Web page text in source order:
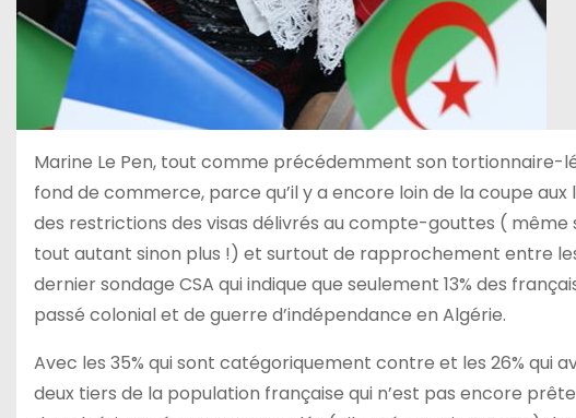
Marine Le Pen, tout comme précédemment son tortionnaire-
fond de commerce, parce qu’il y a encore loin de la coupe
des restrictions des visas délivrés au compte-gouttes ( même
tout autant sinon plus !) et surtout de rapprochement entre
dernier sondage CSA qui indique que seulement 13% des
passé colonial et de guerre d’indépendance en Algérie.
Avec les 35% qui sont catégoriquement contre et les 26% qui
deux tiers de la population française qui n’est pas encore